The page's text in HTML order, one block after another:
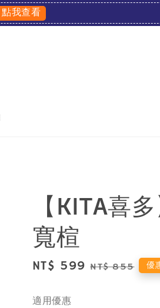
點我查看
【KITA喜
寬楦
Sale
NT$ 599 Regular
NT$ 855 優
適用優惠